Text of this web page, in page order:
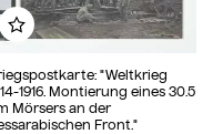
"Weltkrieg
1916. Montierung eines 30.5
Mörsers an der
Front."
Zu meinem Album